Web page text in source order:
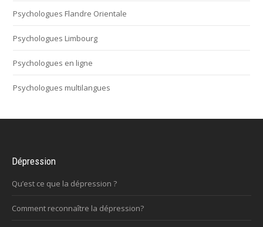
Psychologues Flandre Orientale
Psychologues Limbourg
Psychologues en ligne
Psychologues multilangues
Dépression
Qu’est ce que la dépression ?
Comment reconnaître la dépression?